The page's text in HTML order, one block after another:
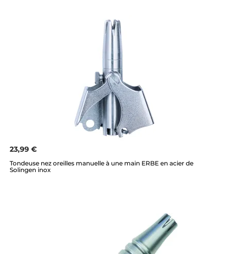
23,99 €
Tondeuse nez oreilles manuelle à une main ERBE en acier de
Solingen inox